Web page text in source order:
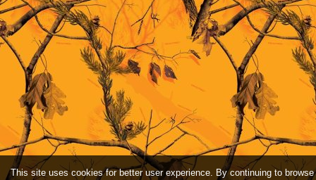
This site uses cookies for better user experience. By continuing to